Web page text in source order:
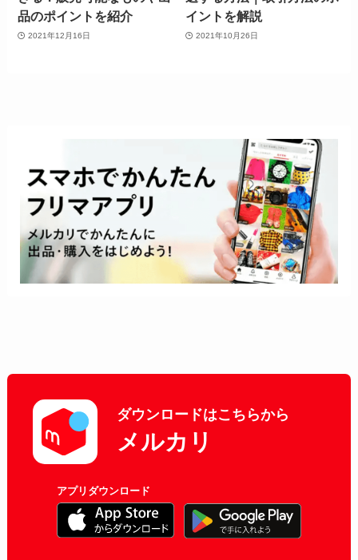
品のポイントを紹介
2021年12月16日
イントを解説
2021年10月26日
ダウンロードはこちらから
メルカリ
アプリダウンロード